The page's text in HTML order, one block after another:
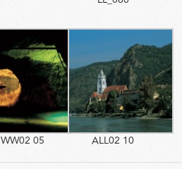
WW02 05 ALL02 10